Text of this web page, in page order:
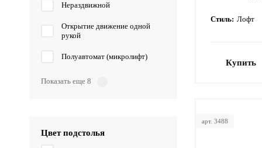
Нераздвижной
Открытие движение одной
рукой
Полуавтомат (микролифт)
Показать еще 8
Цвет подстолья
Стиль: Лофт
Купить
арт. 3488